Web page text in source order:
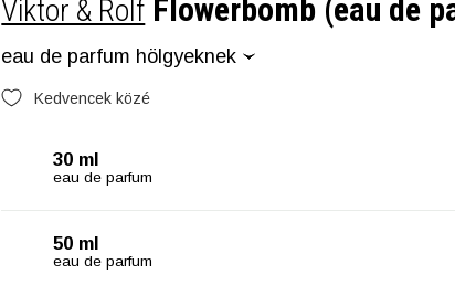
Viktor & Rolf Flowerbomb (eau de
eau de parfum hölgyeknek
Kedvencek közé
30 ml
eau de parfum
50 ml
eau de parfum